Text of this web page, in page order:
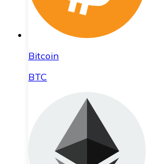
Bitcoin
BTC